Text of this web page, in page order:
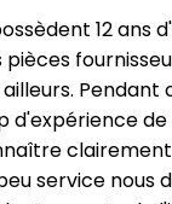
12 ans
Pendant
d'expérience
service nous